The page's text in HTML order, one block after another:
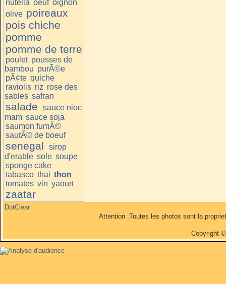
nutella oeuf oignon
olive poireaux
pois chiche
pomme
pomme de terre
poulet pousses de
bambou purÃ©e
pÃ¢te quiche
raviolis riz rose des
sables safran
salade
sauce nioc
mam sauce soja
saumon fumÃ©
sautÃ© de boeuf
senegal
sirop
d'erable sole soupe
sponge cake
tabasco thai thon
tomates vin yaourt
zaatar
DotClear
Attention :Toutes les photos sont la
Copyright